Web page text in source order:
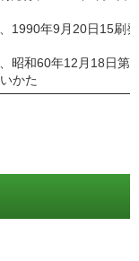
1990年9月20日15刷
昭和60年12月18日
かた